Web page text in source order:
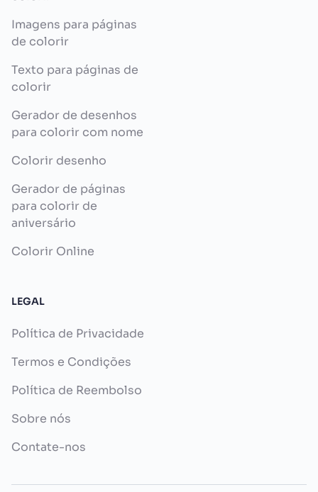
Imagens para páginas
de colorir
Texto para páginas de
colorir
Gerador de desenhos
para colorir com nome
Colorir desenho
Gerador de páginas
para colorir de
aniversário
Colorir Online
LEGAL
Política de Privacidade
Termos e Condições
Política de Reembolso
Sobre nós
Contate-nos